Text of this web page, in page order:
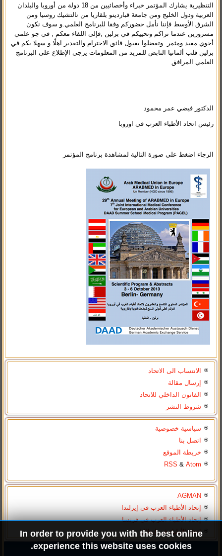
التنظيرية يشارك المؤتمر خبراء وأخصائيين من 18 دولة من أوروبا والبلدان
العربية ودول الخليج ومن جامعة قباردينو بلقاريا من نالتشيك روسيا ومن
الشرق الأوسط فإننا نأمل حضوركم وفقا للبرنامج العلمي.و سوف نكون
مسرورين عندما نراكم ونحييكم في برلين ,فإلى اللقاء معكم , في جو علمي
أخوي مفيد ومثمر. وتفضلوا بقبول فائق الاحترام والتقدير اهلًا و سهلا بكم في
برلين قلب ألمانيا النابض للمزيد من المعلومات يرجى الإطلاع على البرنامج
العلمي المرافق
الدكتور فيضي عمر محمود
رئيس اتحاد الأطباء العرب في اوروبا
الرجاء اضغط على صورة التالية لمشاهدة برنامج المؤتمر
In order to provide you with the best online
experience this website uses cookies.
الانتساب الى الاتحاد
إرسال مقالة
القانون الداخلي للاتحاد
شروط النشر
سياسية خصوصية
اتصل بنا
خريطة الموقع
RSS & Atom
AGMAN
إتحاد الأطباء العرب في إيرلندا
إتحاد الأطباء العرب في فرنسا
إتحاد الأطباء في إيطاليا